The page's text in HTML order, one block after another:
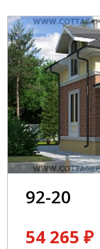
92-20
54 265 ₽